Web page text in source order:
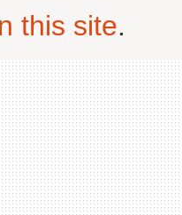
this site.